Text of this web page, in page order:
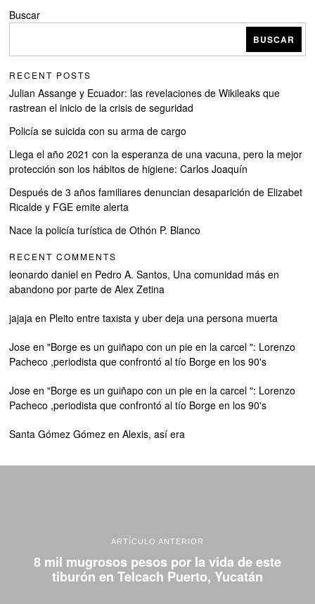
Buscar
BUSCAR
RECENT POSTS
Julian Assange y Ecuador: las revelaciones de Wikileaks que
rastrean el inicio de la crisis de seguridad
Policía se suicida con su arma de cargo
Llega el año 2021 con la esperanza de una vacuna, pero la mejor
protección son los hábitos de higiene: Carlos Joaquín
Después de 3 años familiares denuncian desaparición de Elizabet
Ricalde y FGE emite alerta
Nace la policía turística de Othón P. Blanco
RECENT COMMENTS
leonardo daniel en Pedro A. Santos, Una comunidad más en
abandono por parte de Alex Zetina
jajaja en Pleito entre taxista y uber deja una persona muerta
Jose en"Borge es un guiñapo con un pie en la carcel ": Lorenzo
Pacheco ,periodista que confrontó al tío Borge en los 90's
Jose en"Borge es un guiñapo con un pie en la carcel ": Lorenzo
Pacheco ,periodista que confrontó al tío Borge en los 90's
Santa Gómez Gómez enAlexis, así era
ARTÍCULO ANTERIOR
8 mil mugrosos pesos por la vida de este
tiburón en Telcach Puerto, Yucatán